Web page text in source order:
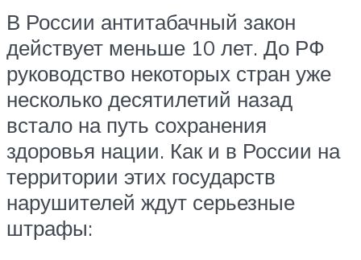
В России антитабачный закон
действует меньше 10 лет. До РФ
руководство некоторых стран уже
несколько десятилетий назад
встало на путь сохранения
здоровья нации. Как и в России на
территории этих государств
нарушителей ждут серьезные
штрафы: